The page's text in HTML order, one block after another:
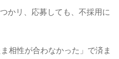
かリ、応募しても、不採用に
相性が合わなかった」で済ま